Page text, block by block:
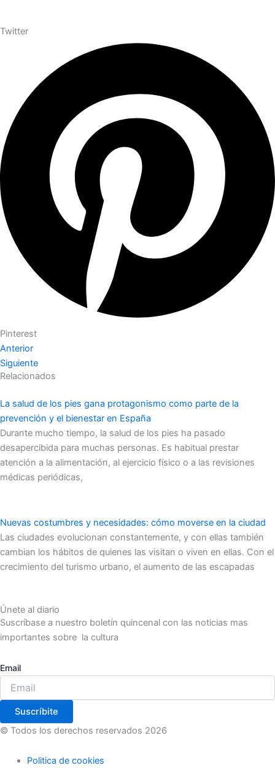
Twitter
Pinterest
Anterior
Siguiente
Relacionados
La salud de los pies gana protagonismo como parte de la
prevención y el bienestar en España
Durante mucho tiempo, la salud de los pies ha pasado
desapercibida para muchas personas. Es habitual prestar
atención a la alimentación, al ejercicio físico o a las revisiones
médicas periódicas,
Nuevas costumbres y necesidades: cómo moverse en la ciudad
Las ciudades evolucionan constantemente, y con ellas también
cambian los hábitos de quienes las visitan o viven en ellas. Con el
crecimiento del turismo urbano, el aumento de las escapadas
Únete al diario
Suscríbase a nuestro boletín quincenal con las noticias mas
importantes sobre la cultura
Email
Suscríbite
© Todos los derechos reservados 2026
Politica de cookies